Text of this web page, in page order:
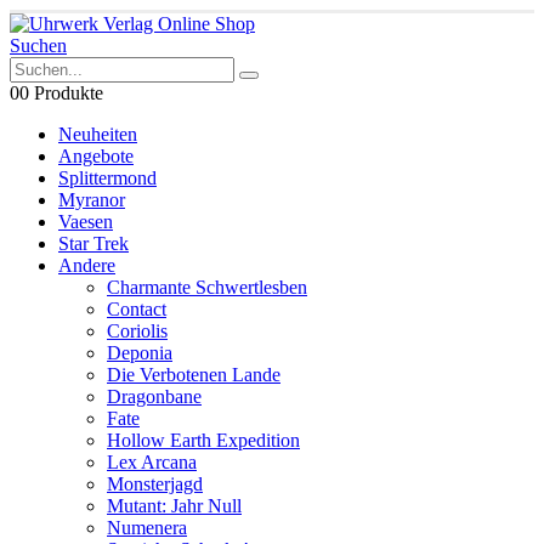
Suchen
00 Produkte
Neuheiten
Angebote
Splittermond
Myranor
Vaesen
Star Trek
Andere
Charmante Schwertlesben
Contact
Coriolis
Deponia
Die Verbotenen Lande
Dragonbane
Fate
Hollow Earth Expedition
Lex Arcana
Monsterjagd
Mutant: Jahr Null
Numenera